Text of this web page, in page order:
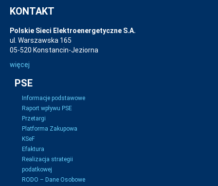
KONTAKT
Polskie Sieci Elektroenergetyczne S.A.
ul. Warszawska 165
05-520 Konstancin-Jeziorna
więcej
PSE
Informacje podstawowe
Raport wpływu PSE
Przetargi
Platforma Zakupowa
KSeF
Efaktura
Realizacja strategii
podatkowej
RODO – Dane Osobowe